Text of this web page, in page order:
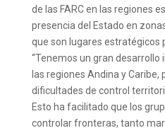
de las FARC en las regiones
presencia del Estado en
que son lugares estratégicos
“Tenemos un gran desarrollo
las regiones Andina y
dificultades de control
Esto ha facilitado que los
controlar fronteras, tanto